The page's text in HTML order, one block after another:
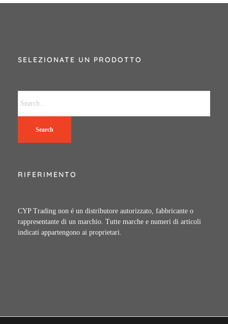
SELEZIONATE UN PRODOTTO
Search
RIFERIMENTO
CYP Trading non é un distributore autorizzato, fabbricante o
rappresentante di un marchio. Tutte marche e numeri di articoli
indicati appartengono ai proprietari.